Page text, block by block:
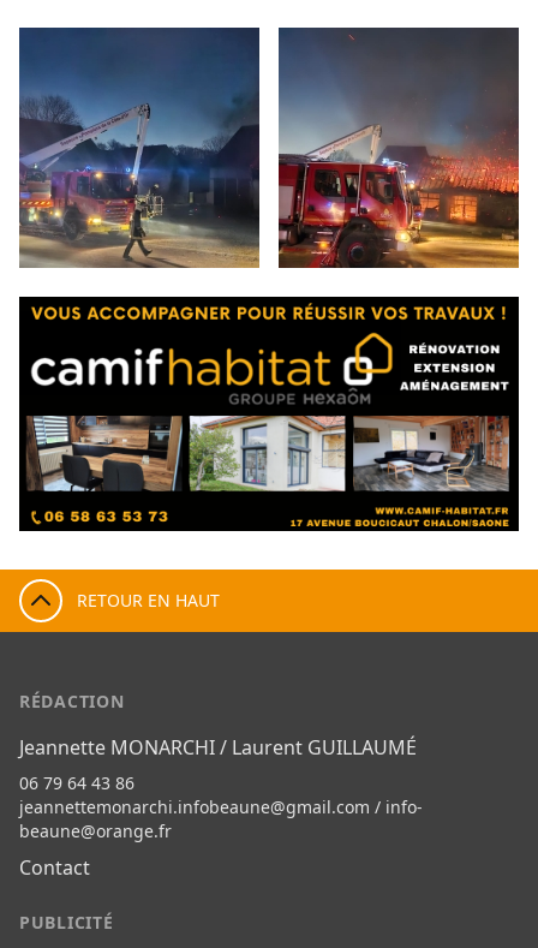
RETOUR EN HAUT
RÉDACTION
Jeannette MONARCHI / Laurent GUILLAUMÉ
06 79 64 43 86
jeannettemonarchi.infobeaune@gmail.com / info-
beaune@orange.fr
Contact
PUBLICITÉ